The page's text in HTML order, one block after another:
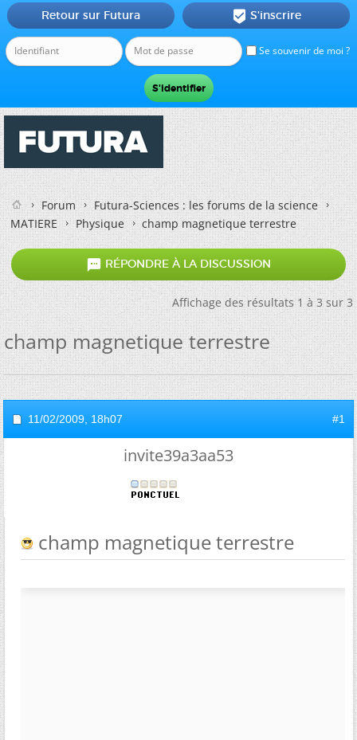
Se souvenir de moi ?
Retour sur Futura  S'inscrire
Forum
Futura-Sciences : les forums de la science
MATIERE
Physique champ magnetique terrestre
 RÉPONDRE À LA DISCUSSION
Affichage des résultats 1 à 3 sur 3
champ magnetique terrestre
11/02/2009, 18h07 #1
invite39a3aa53
champ magnetique terrestre